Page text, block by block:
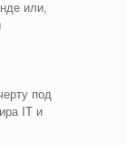
или,
под
IT и